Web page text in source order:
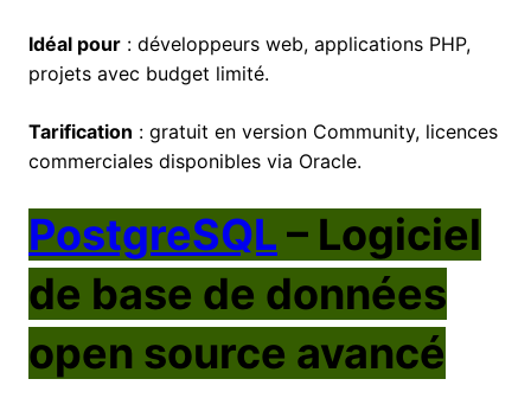
Idéal pour : développeurs web, applications PHP,
projets avec budget limité.
Tarification : gratuit en version Community, licences
commerciales disponibles via Oracle.
PostgreSQL – Logiciel
de base de données
open source avancé